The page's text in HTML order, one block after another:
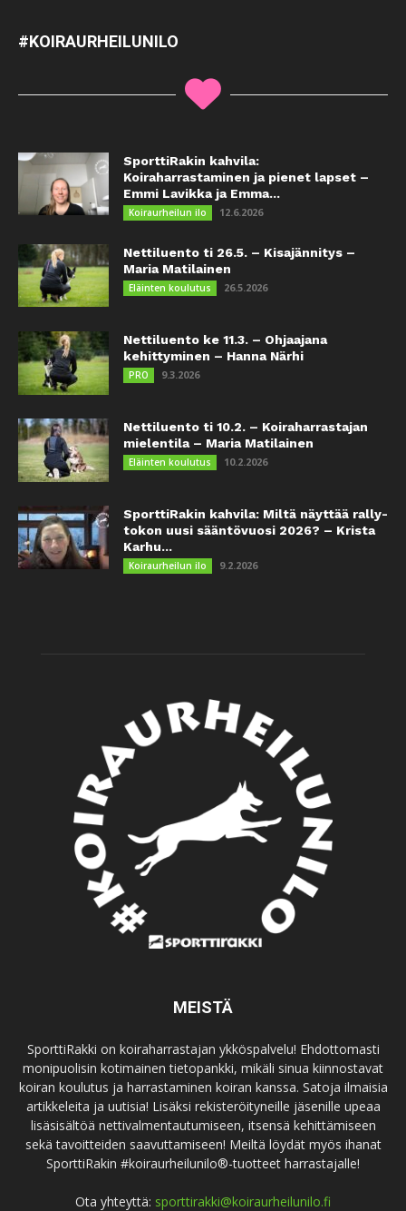
#KOIRAURHEILUNILO
SporttiRakin kahvila:
Koiraharrastaminen ja pienet lapset –
Emmi Lavikka ja Emma...
Koiraurheilun ilo 12.6.2026
Nettiluento ti 26.5. – Kisajännitys –
Maria Matilainen
Eläinten koulutus 26.5.2026
Nettiluento ke 11.3. – Ohjaajana
kehittyminen – Hanna Närhi
PRO 9.3.2026
Nettiluento ti 10.2. – Koiraharrastajan
mielentila – Maria Matilainen
Eläinten koulutus 10.2.2026
SporttiRakin kahvila: Miltä näyttää rally-
tokon uusi sääntövuosi 2026? – Krista
Karhu...
Koiraurheilun ilo 9.2.2026
MEISTÄ
SporttiRakki on koiraharrastajan ykköspalvelu! Ehdottomasti
monipuolisin kotimainen tietopankki, mikäli sinua kiinnostavat
koiran koulutus ja harrastaminen koiran kanssa. Satoja ilmaisia
artikkeleita ja uutisia! Lisäksi rekisteröityneille jäsenille upeaa
lisäsisältöä nettivalmentautumiseen, itsensä kehittämiseen
sekä tavoitteiden saavuttamiseen! Meiltä löydät myös ihanat
SporttiRakin #koiraurheilunilo®-tuotteet harrastajalle!
Ota yhteyttä: sporttirakki@koiraurheilunilo.fi